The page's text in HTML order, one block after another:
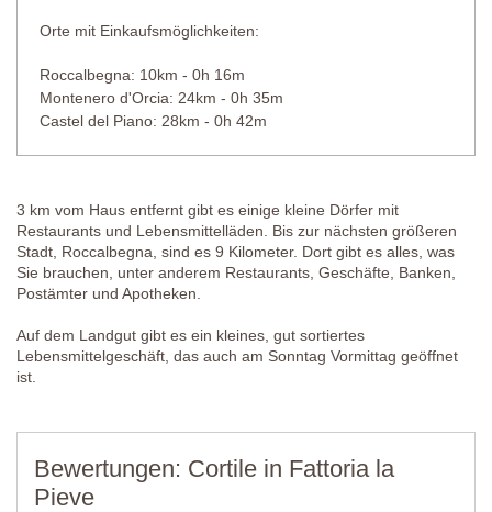
Orte mit Einkaufsmöglichkeiten:
Roccalbegna: 10km - 0h 16m
Montenero d'Orcia: 24km - 0h 35m
Castel del Piano: 28km - 0h 42m
3 km vom Haus entfernt gibt es einige kleine Dörfer mit
Restaurants und Lebensmittelläden. Bis zur nächsten größeren
Stadt, Roccalbegna, sind es 9 Kilometer. Dort gibt es alles, was
Sie brauchen, unter anderem Restaurants, Geschäfte, Banken,
Postämter und Apotheken.
Auf dem Landgut gibt es ein kleines, gut sortiertes
Lebensmittelgeschäft, das auch am Sonntag Vormittag geöffnet
ist.
Bewertungen: Cortile in Fattoria la
Pieve